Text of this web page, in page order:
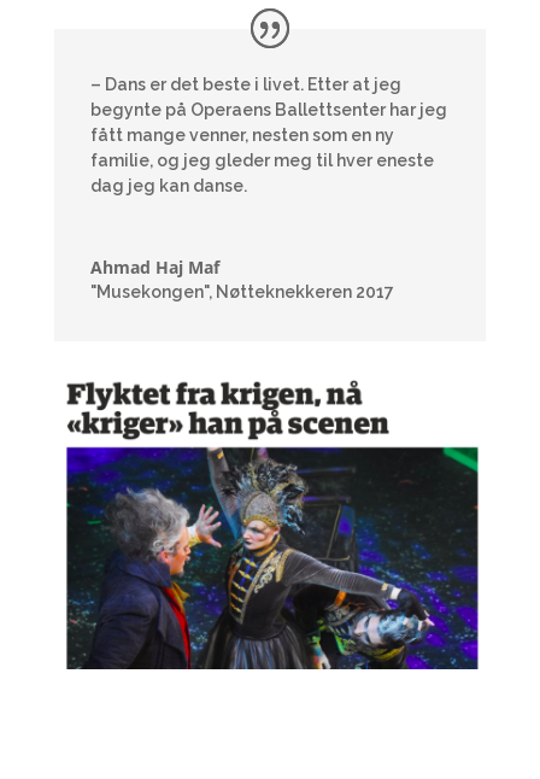
– Dans er det beste i livet. Etter at jeg
begynte på Operaens Ballettsenter har jeg
fått mange venner, nesten som en ny
familie, og jeg gleder meg til hver eneste
dag jeg kan danse.
Ahmad Haj Maf
"Musekongen", Nøtteknekkeren 2017